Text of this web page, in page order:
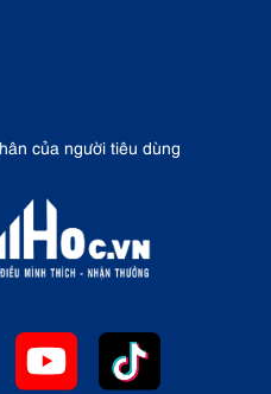
của người tiêu dùng